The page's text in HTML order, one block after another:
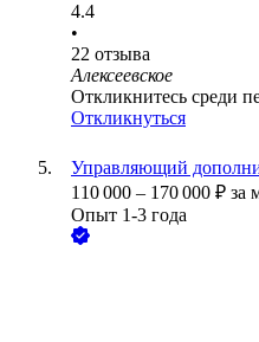
4.4
•
22 отзыва
Алексеевское
Откликнитесь среди
Откликнуться
Управляющий
110 000 – 170 000 ₽ за
Опыт 1-3 года